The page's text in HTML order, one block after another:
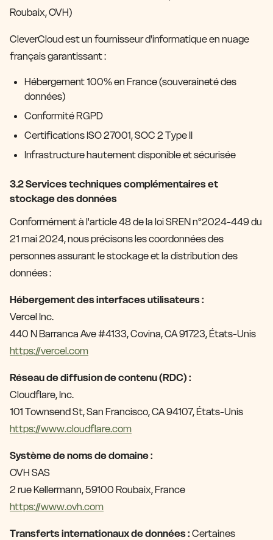
Roubaix, OVH)
CleverCloud est un fournisseur d'informatique en nuage
français garantissant :
Hébergement 100% en France (souveraineté des
données)
Conformité RGPD
Certifications ISO 27001, SOC 2 Type II
Infrastructure hautement disponible et sécurisée
3.2 Services techniques complémentaires et
stockage des données
Conformément à l'article 48 de la loi SREN n°2024-449 du
21 mai 2024, nous précisons les coordonnées des
personnes assurant le stockage et la distribution des
données :
Hébergement des interfaces utilisateurs :
Vercel Inc.
440 N Barranca Ave #4133, Covina, CA 91723, États-Unis
https://vercel.com
Réseau de diffusion de contenu (RDC) :
Cloudflare, Inc.
101 Townsend St, San Francisco, CA 94107, États-Unis
https://www.cloudflare.com
Système de noms de domaine :
OVH SAS
2 rue Kellermann, 59100 Roubaix, France
https://www.ovh.com
Transferts internationaux de données : Certaines